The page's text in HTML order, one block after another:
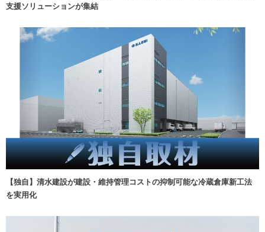
支援ソリューションが集結
【独自】清水建設が建設・維持管理コストの抑制可能な冷蔵倉庫新工法
を実用化